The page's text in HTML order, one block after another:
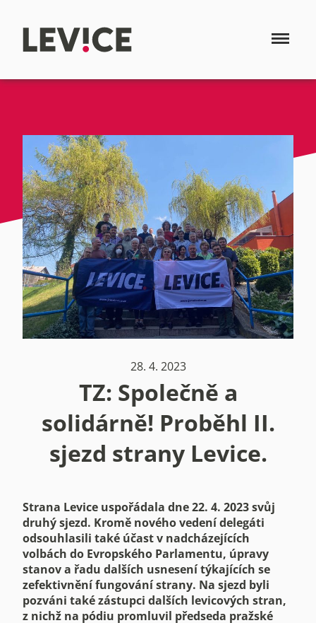
28. 4. 2023
TZ: Společně a
solidárně! Proběhl II.
sjezd strany Levice.
Strana Levice uspořádala dne 22. 4. 2023 svůj
druhý sjezd. Kromě nového vedení delegáti
odsouhlasili také účast v nadcházejících
volbách do Evropského Parlamentu, úpravy
stanov a řadu dalších usnesení týkajících se
zefektivnění fungování strany. Na sjezd byli
pozváni také zástupci dalších levicových stran,
z nichž na pódiu promluvil předseda pražské